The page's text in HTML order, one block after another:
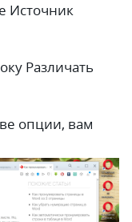
Источник
Различать
опции, вам